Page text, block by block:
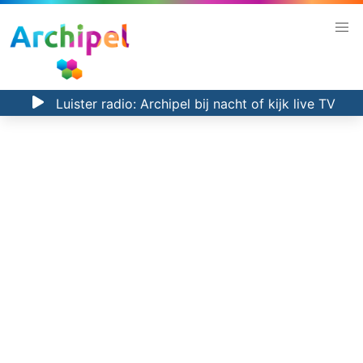
Luister radio: Archipel bij nacht of kijk live TV